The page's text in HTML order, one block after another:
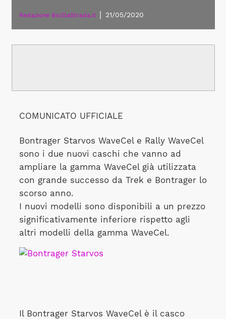
Redazione BiciDaStrada.it 21/05/2020
COMUNICATO UFFICIALE
Bontrager Starvos WaveCel e Rally WaveCel
sono i due nuovi caschi che vanno ad
ampliare la gamma WaveCel già utilizzata
con grande successo da Trek e Bontrager lo
scorso anno.
I nuovi modelli sono disponibili a un prezzo
significativamente inferiore rispetto agli
altri modelli della gamma WaveCel.
Il Bontrager Starvos WaveCel è il casco